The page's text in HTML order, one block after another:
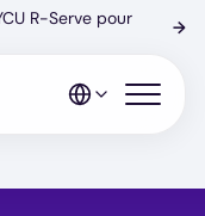
R-Serve pour
→
Open